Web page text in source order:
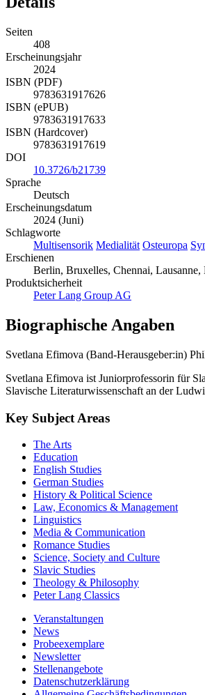
Seiten
408
Erscheinungsjahr
2024
ISBN (PDF)
9783631917626
ISBN (ePUB)
9783631917633
ISBN (Hardcover)
9783631917619
DOI
10.3726/b21739
Sprache
Deutsch
Erscheinungsdatum
2024 (Juni)
Schlagworte
Multisensorik Medialität Osteuropa
Erschienen
Berlin, Bruxelles, Chennai,
Produktsicherheit
Peter Lang Group AG
Biographische Angaben
Svetlana Efimova (Band-Herausgeber:in)
Svetlana Efimova ist Juniorprofessorin für
Slavische Literaturwissenschaft an der
Key Subject Areas
The Arts
Education
English Studies
German Studies
History & Political Science
Law, Economics & Management
Linguistics
Media & Communication
Romance Studies
Science, Society and Culture
Slavic Studies
Theology & Philosophy
Peter Lang Classics
Veranstaltungen
News
Probeexemplare
Newsletter
Stellenangebote
Datenschutzerklärung